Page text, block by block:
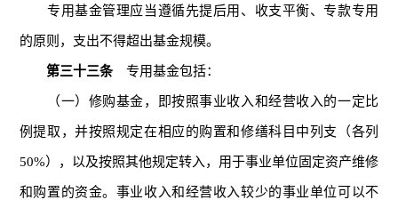
专用基金管理应当遵循先提后用、收支平衡、专款专用
的原则，支出不得超出基金规模。
第三十三条专用基金包括：
（一）修购基金，即按照事业收入和经营收入的一定比
例提取，并按照规定在相应的购置和修缮科目中列支（各列
50%），以及按照其他规定转入，用于事业单位固定资产维修
和购置的资金。事业收入和经营收入较少的事业单位可以不